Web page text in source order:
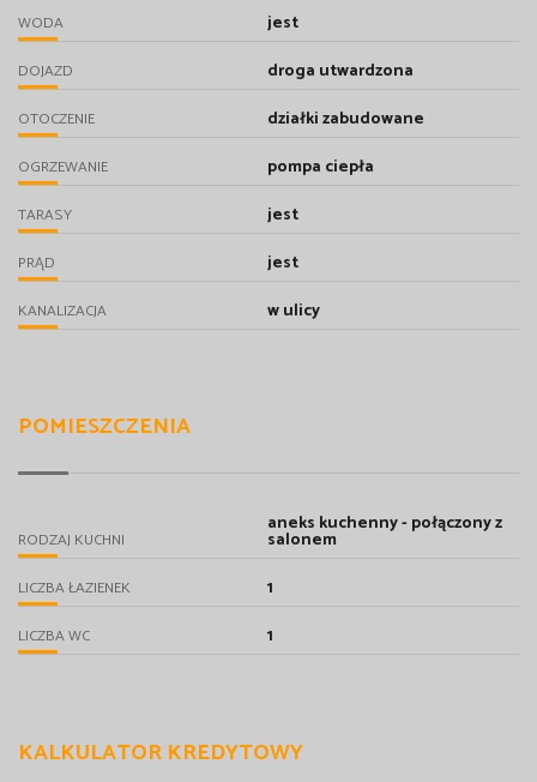
WODA jest
DOJAZD droga utwardzona
OTOCZENIE działki zabudowane
OGRZEWANIE pompa ciepła
TARASY jest
PRĄD jest
KANALIZACJA w ulicy
POMIESZCZENIA
RODZAJ KUCHNI
aneks kuchenny - połączony z
salonem
LICZBA ŁAZIENEK 1
LICZBA WC 1
KALKULATOR KREDYTOWY